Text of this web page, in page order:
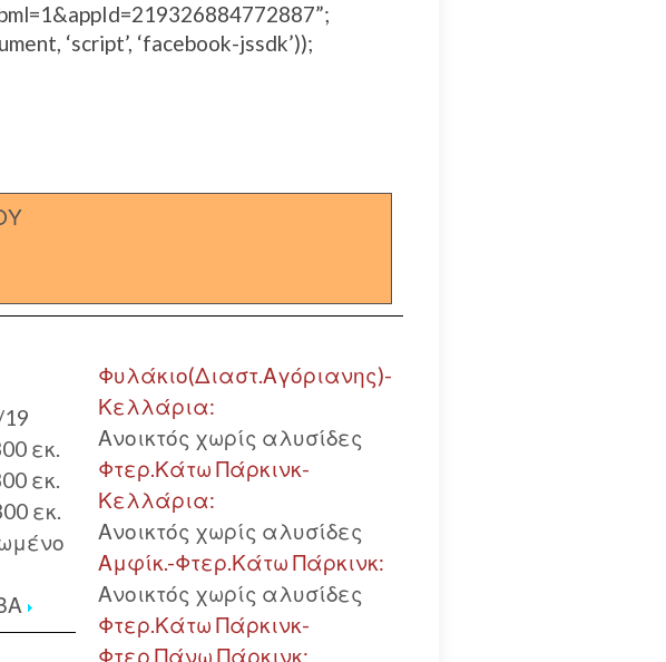
‘script’, ‘facebook-jssdk’));
εκ.
εκ.
εκ.
Φυλάκιο(Διαστ.Αγόριανης)-
Κελλάρια:
Ανοικτός χωρίς αλυσίδες
Φτερ.Κάτω Πάρκινκ-
Κελλάρια:
Ανοικτός χωρίς αλυσίδες
Αμφίκ.-Φτερ.Κάτω Πάρκινκ:
Ανοικτός χωρίς αλυσίδες
Φτερ.Κάτω Πάρκινκ-
Φτερ.Πάνω Πάρκινκ: